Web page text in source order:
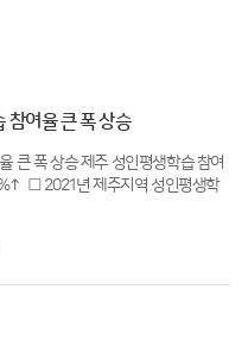
참여율 큰 폭 상승
인평생학습 참여
학